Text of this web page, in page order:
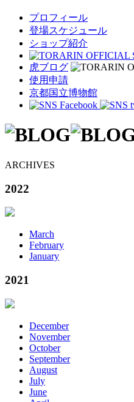
プロフィール
登場スケジュール
ショップ紹介
虎ブログ
使用申請
京都国立博物館
ARCHIVES
2022
March
February
January
2021
December
November
October
September
August
July
June